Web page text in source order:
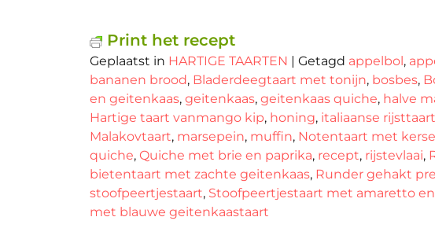
Print het recept
Geplaatst in HARTIGE TAARTEN | Getagd appelbol,
bananen brood, Bladerdeegtaart met tonijn, bosbes,
en geitenkaas, geitenkaas, geitenkaas quiche, halve
Hartige taart vanmango kip, honing, italiaanse rijsttaart
Malakovtaart, marsepein, muffin, Notentaart met
quiche, Quiche met brie en paprika, recept, rijstevlaai,
bietentaart met zachte geitenkaas, Runder gehakt
stoofpeertjestaart, Stoofpeertjestaart met amaretto
met blauwe geitenkaastaart